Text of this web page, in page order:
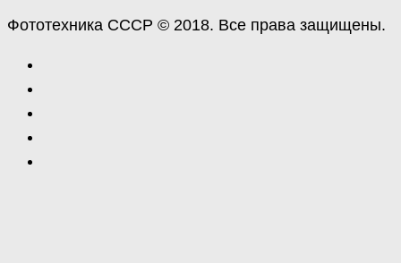
Фототехника СССР © 2018. Все права защищены.